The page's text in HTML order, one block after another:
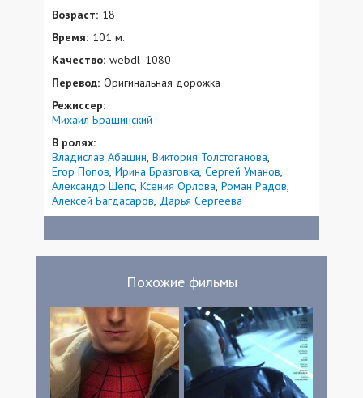
Возраст: 18
Время: 101 м.
Качество: webdl_1080
Перевод: Оригинальная дорожка
Режиссер:
Михаил Брашинский
В ролях:
Владислав Абашин Виктория Толстоганова
Егор Попов Ирина Бразговка Сергей Уманов
Александр Шепс Ксения Орлова Роман Радов
Алексей Багдасаров Дарья Сергеева
Похожие фильмы